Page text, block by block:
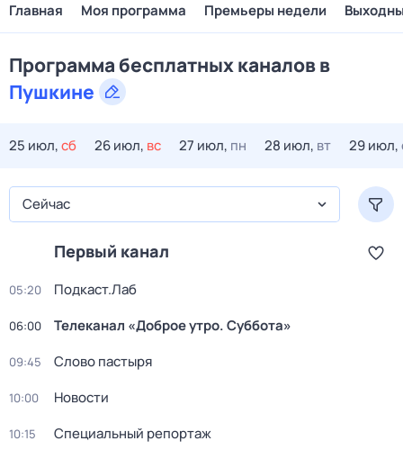
Главная Моя программа Премьеры недели
Программа бесплатных каналов в
Пушкине
25 июл,сб 26 июл, вс 27 июл, пн 28 июл, вт 29 июл,
Сейчас
Первый канал
05:20 Подкаст.Лаб
06:00 Телеканал «Доброе утро. Суббота»
09:45 Слово пастыря
10:00 Новости
10:15
Специальный репортаж